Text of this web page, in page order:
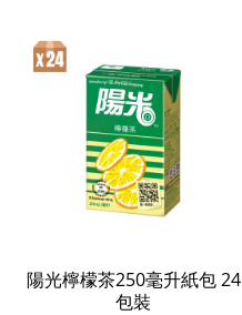
陽光檸檬茶250毫升紙包 24
包裝